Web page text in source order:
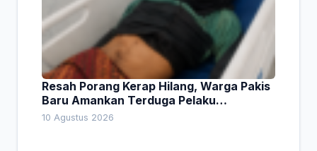
Resah Porang Kerap Hilang, Warga Pakis
Baru Amankan Terduga Pelaku
Pencurian
10 Agustus 2026